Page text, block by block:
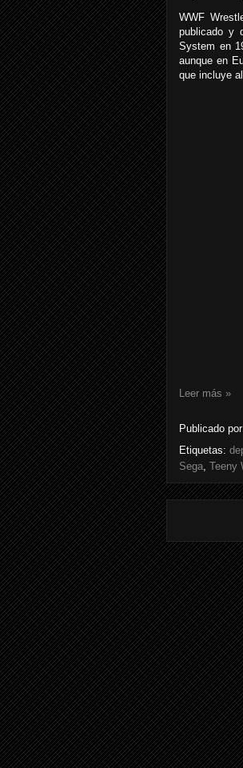
WWF
publicado y
System en
aunque en
que incluye
Leer más »
Publicado por
Etiquetas:
Sega Teeny